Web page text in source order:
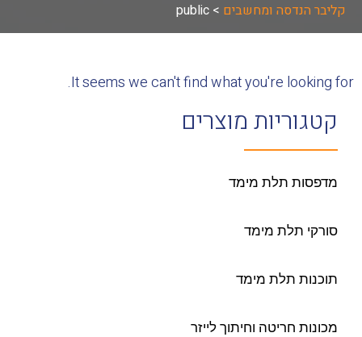
קליבר הנדסה ומחשבים >
public
קטגוריות מוצרים
מדפסות תלת מימד
סורקי תלת מימד
תוכנות תלת מימד
מכונות חריטה וחיתוך לייזר
It seems we can't find what you're looking for.